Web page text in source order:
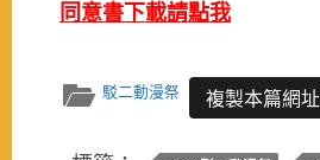
同意書下載請點我
駁二動漫祭 複製本篇網址